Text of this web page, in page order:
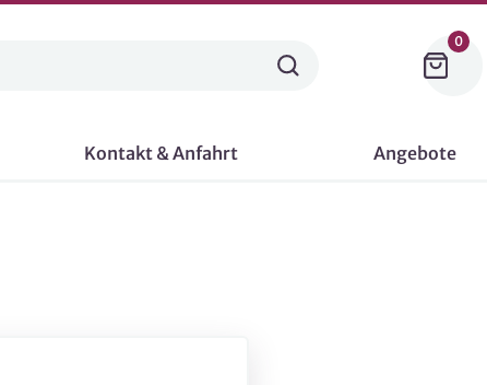
0
Kontakt & Anfahrt Angebote